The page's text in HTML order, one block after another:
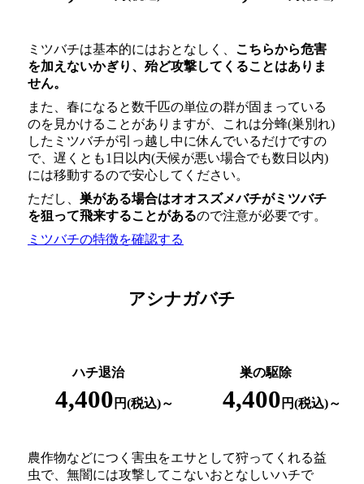
ミツバチは基本的にはおとなしく、 こちらから危害
を加えないかぎり、殆ど攻撃してくることはありま
せん。
また、春になると数千匹の単位の群が固まっている
のを見かけることがありますが、これは分蜂(巣別れ)
したミツバチが引っ越し中に休んでいるだけですの
で、遅くとも1日以内(天候が悪い場合でも数日以内)
には移動するので安心してください。
ただし、 巣がある場合はオオスズメバチがミツバチ
を狙って飛来することがあるので注意が必要です。
ミツバチの特徴を確認する
アシナガバチ
ハチ退治
4,400 円(税込)～
巣の駆除
4,400 円(税込)～
農作物などにつく害虫をエサとして狩ってくれる益
虫で、無闇には攻撃してこないおとなしいハチで